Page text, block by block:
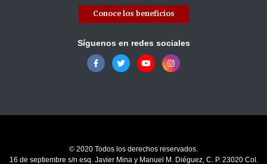
Conoce los beneficios
Síguenos en redes sociales
© 2020 Todos los derechos reservados.
16 de septiembre s/n esq. Javier Mina y Manuel M. Diéguez, C. P. 23020 Col.